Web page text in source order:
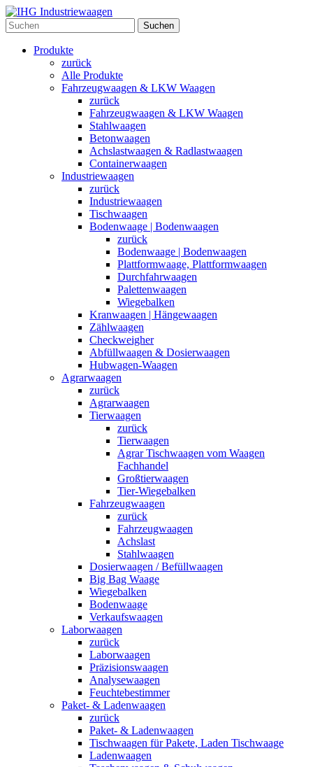
Suchen
Produkte
zurück
Alle Produkte
Fahrzeugwaagen & LKW Waagen
zurück
Fahrzeugwaagen & LKW Waagen
Stahlwaagen
Betonwaagen
Achslastwaagen & Radlastwaagen
Containerwaagen
Industriewaagen
zurück
Industriewaagen
Tischwaagen
Bodenwaage | Bodenwaagen
zurück
Bodenwaage | Bodenwaagen
Plattformwaage, Plattformwaagen
Durchfahrwaagen
Palettenwaagen
Wiegebalken
Kranwaagen | Hängewaagen
Zählwaagen
Checkweigher
Abfüllwaagen & Dosierwaagen
Hubwagen-Waagen
Agrarwaagen
zurück
Agrarwaagen
Tierwaagen
zurück
Tierwaagen
Agrar Tischwaagen vom Waagen
Fachhandel
Großtierwaagen
Tier-Wiegebalken
Fahrzeugwaagen
zurück
Fahrzeugwaagen
Achslast
Stahlwaagen
Dosierwaagen / Befüllwaagen
Big Bag Waage
Wiegebalken
Bodenwaage
Verkaufswaagen
Laborwaagen
zurück
Laborwaagen
Präzisionswaagen
Analysewaagen
Feuchtebestimmer
Paket- & Ladenwaagen
zurück
Paket- & Ladenwaagen
Tischwaagen für Pakete, Laden Tischwaage
Ladenwaagen